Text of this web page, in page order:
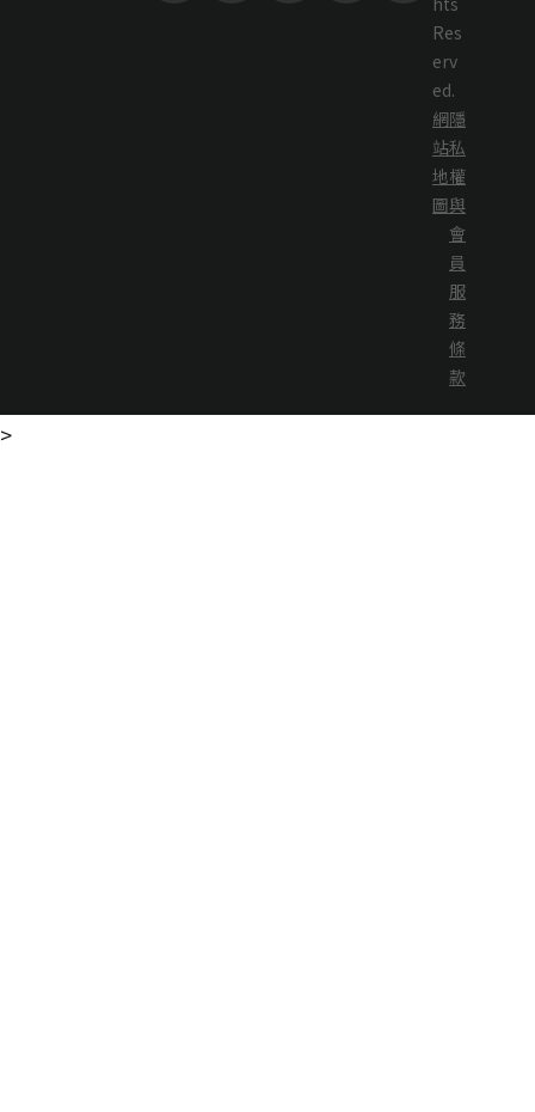
Res
erv
ed.
網
站
地
圖
隱
私
權
與
會
員
服
務
條
款
>